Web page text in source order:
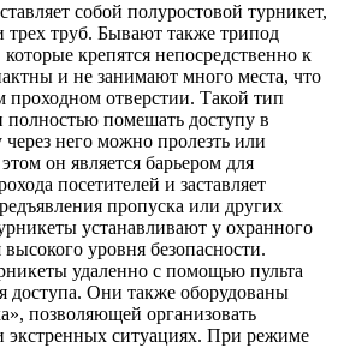
собой полуростовой турникет,
трех труб. Бывают также трипод
крепятся непосредственно к
и не занимают много места, что
отверстии. Такой тип
полностью помешать доступу в
него можно пролезть или
он является барьером для
посетителей и заставляет
пропуска или других
устанавливают у охранного
уровня безопасности.
удаленно с помощью пульта
доступа. Они также оборудованы
позволяющей организовать
экстренных ситуациях. При режиме